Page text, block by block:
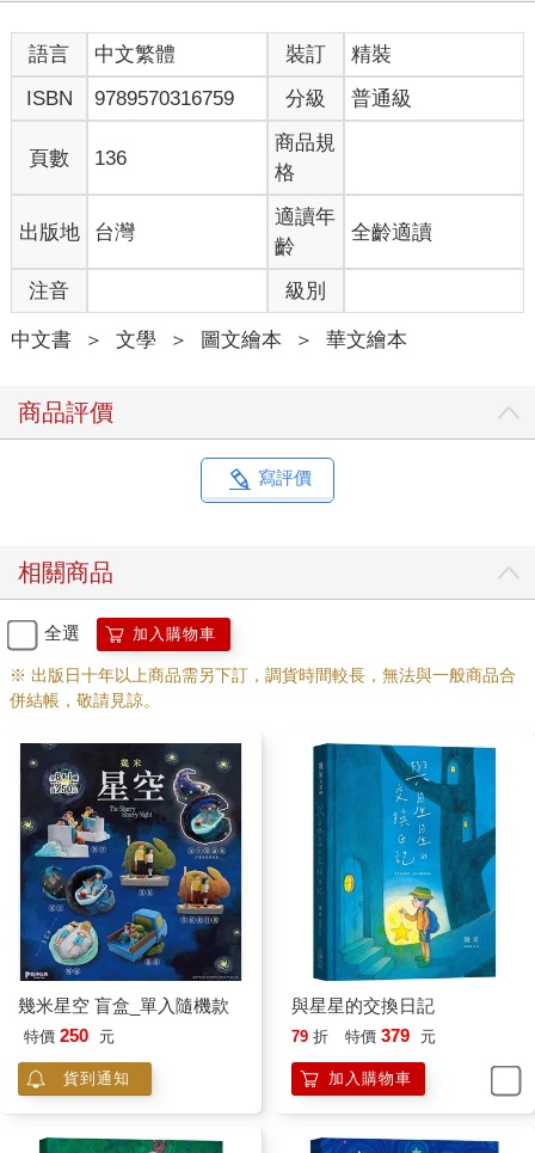
語言 中文繁體 裝訂
精裝
ISBN
9789570316759 分級 普通級
頁數 136
商品規
格
出版地 台灣
適讀年
齡
全齡適讀
注音 級別
中文書 ＞ 文學 ＞ 圖文繪本 ＞ 華文繪本
商品評價
寫評價
相關商品
全選 加入購物車
※ 出版日十年以上商品需另下訂，調貨時間較長，無法與一般商品合
併結帳，敬請見諒。
幾米星空 盲盒_單入隨機款
特價 250 元
貨到通知
與星星的交換日記
79 折 特價 379 元
加入購物車